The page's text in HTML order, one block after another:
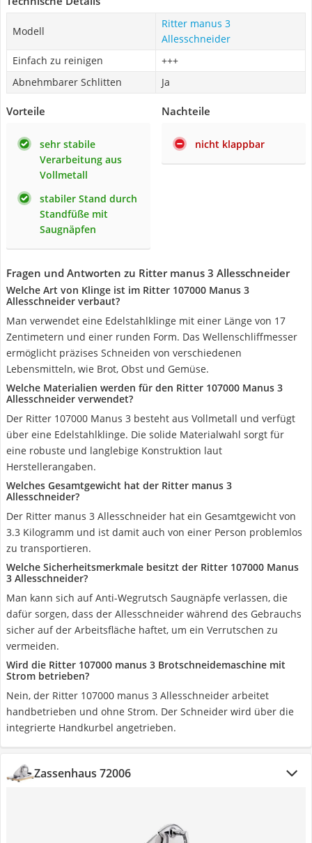
Modell
Ritter manus 3
Allesschneider
Einfach zu reinigen
+++
Abnehmbarer Schlitten
Ja
Vorteile
sehr stabile
Verarbeitung aus
Vollmetall
stabiler Stand durch
Standfüße mit
Saugnäpfen
Nachteile
nicht klappbar
Fragen und Antworten zu Ritter manus 3 Allesschneider
Welche Art von Klinge ist im Ritter 107000 Manus 3
Allesschneider verbaut?
Man verwendet eine Edelstahlklinge mit einer Länge von 17
Zentimetern und einer runden Form. Das Wellenschliffmesser
ermöglicht präzises Schneiden von verschiedenen
Lebensmitteln, wie Brot, Obst und Gemüse.
Welche Materialien werden für den Ritter 107000 Manus 3
Allesschneider verwendet?
Der Ritter 107000 Manus 3 besteht aus Vollmetall und verfügt
über eine Edelstahlklinge. Die solide Materialwahl sorgt für
eine robuste und langlebige Konstruktion laut
Herstellerangaben.
Welches Gesamtgewicht hat der Ritter manus 3
Allesschneider?
Der Ritter manus 3 Allesschneider hat ein Gesamtgewicht von
3.3 Kilogramm und ist damit auch von einer Person problemlos
zu transportieren.
Welche Sicherheitsmerkmale besitzt der Ritter 107000 Manus
3 Allesschneider?
Man kann sich auf Anti-Wegrutsch Saugnäpfe verlassen, die
dafür sorgen, dass der Allesschneider während des Gebrauchs
sicher auf der Arbeitsfläche haftet, um ein Verrutschen zu
vermeiden.
‎Wird die Ritter ‎107000 manus 3 Brotschneidemaschine mit
Strom betrieben?
‎Nein, der Ritter ‎107000 manus 3 Allesschneider arbeitet
handbetrieben und ohne Strom. Der Schneider wird über die
integrierte Handkurbel angetrieben.
Zassenhaus 72006